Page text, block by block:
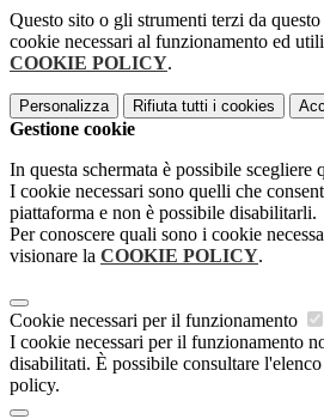
Questo sito o gli strumenti terzi da
cookie necessari al funzionamento ed
COOKIE POLICY.
Personalizza Rifiuta tutti i cookies
Gestione cookie
In questa schermata è possibile scegliere
I cookie necessari sono quelli che
piattaforma e non è possibile disabilitarli.
Per conoscere quali sono i cookie
visionare la COOKIE POLICY.
Cookie necessari per il funzionamento
I cookie necessari per il funzionamento
disabilitati. È possibile consultare
policy.